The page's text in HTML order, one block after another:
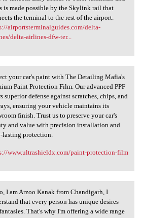
is made possible by the Skylink rail that
the terminal to the rest of the airport.
airportsterminalguides.com/delta-
delta-airlines-dfw-ter...
your car's paint with
your car's paint with The Detailing Mafia's
Paint Protection Film. Our advanced PPF
superior defense against scratches, chips, and
ensuring your vehicle maintains its
finish. Trust us to preserve your car's
and value with precision installation and
lasting protection.
www.ultrashieldx.com/paint-protection-film
I am Arzoo Kanak from
I am Arzoo Kanak from Chandigarh, I
that every person has unique desires
That's why I'm offering a wide range